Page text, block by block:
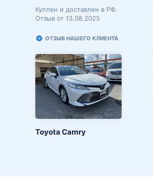
Куплен и доставлен в РФ.
Отзыв от 13.08.2025
ОТЗЫВ НАШЕГО КЛИЕНТА
Toyota Camry